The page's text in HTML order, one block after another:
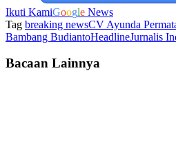
Ikuti KamiGoogle News
Tag breaking newsCV Ayunda
Bambang BudiantoHeadlineJurnalis
Bacaan Lainnya